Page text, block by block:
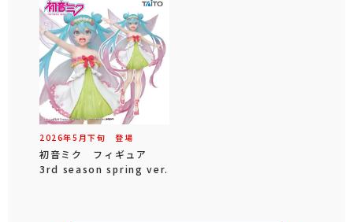
2026年5 月下旬 登場
初音ミク フィギュア
3rd season spring ver.